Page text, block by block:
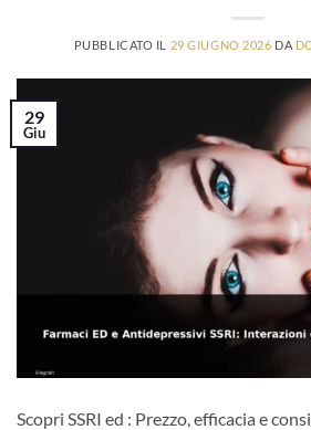
PUBBLICATO IL 29 GIUGNO 2026 DA
29
Giu
Scopri SSRI ed : Prezzo, efficacia e